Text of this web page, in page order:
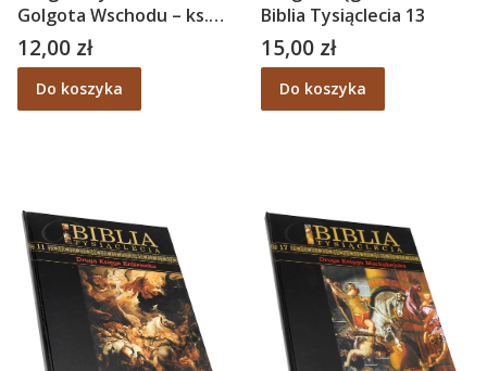
Golgota Wschodu – ks.
Zdzisław J. Peszkowski
Cena
12,00 zł
Do koszyka
Biblia Tysiąclecia 13
Cena
15,00 zł
Do koszyka